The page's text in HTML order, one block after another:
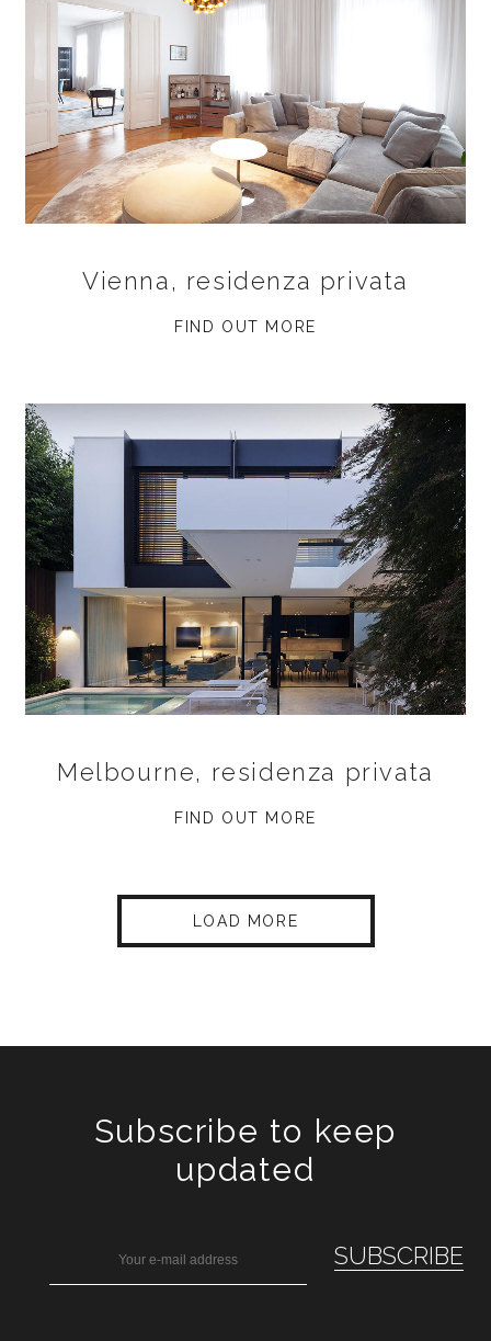
Vienna, residenza privata
FIND OUT MORE
Melbourne, residenza privata
FIND OUT MORE
LOAD MORE
Subscribe to keep
updated